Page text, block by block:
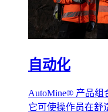
自动化
AutoMine® 产品组
它可使操作员在舒